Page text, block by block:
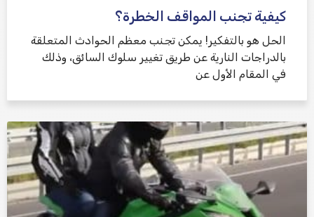
كيفية تجنب المواقف الخطرة؟
الحل هو بالتفكير! يمكن تجنب معظم الحوادث المتعلقة
بالدراجات النارية عن طريق تغيير سلوك السائق، وذلك
في المقام الأول عن